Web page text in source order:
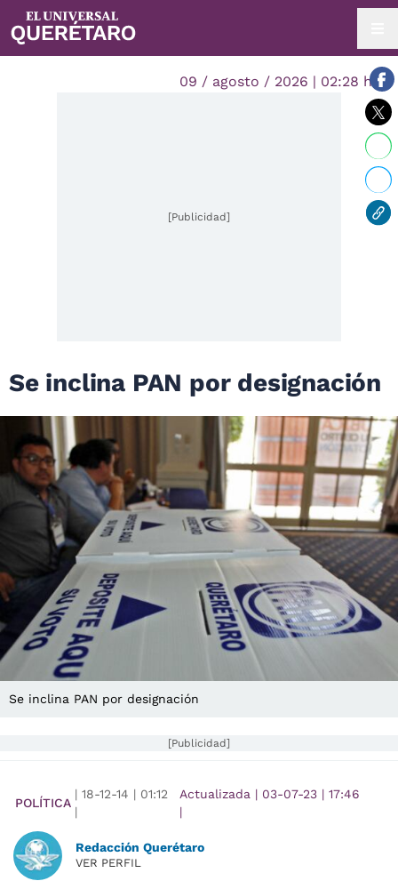
09 / agosto / 2026 | 02:28 hrs.
[Publicidad]
Se inclina PAN por designación
Se inclina PAN por designación
[Publicidad]
POLÍTICA
| 18-12-14 | 01:12
|
Actualizada | 03-07-23 | 17:46
|
Redacción Querétaro
VER PERFIL